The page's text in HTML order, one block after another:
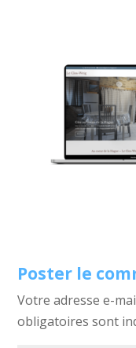
Poster le
Votre adresse e-
obligatoires sont